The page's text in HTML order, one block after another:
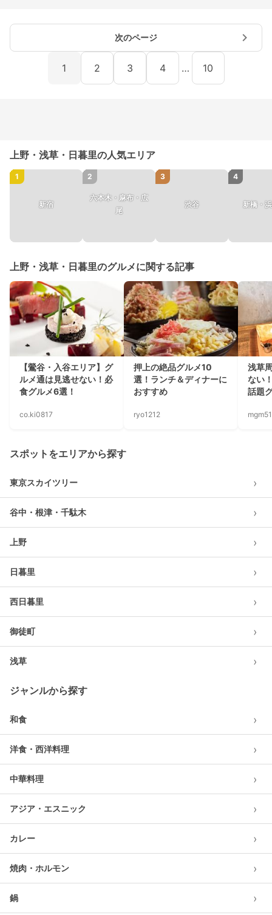
次のページ
1 2 3 4 … 10
上野・浅草・日暮里の人気エリア
1
新宿
2
六本木・麻布・広
尾
3
渋谷
4
新橋・
上野・浅草・日暮里のグルメに関する記事
【鶯谷・入谷エリア】グ
ルメ通は見逃せない！必
食グルメ6選！
co.ki0817
押上の絶品グルメ10
選！ランチ＆ディナーに
おすすめ
ryo1212
浅草
ない
話題
スポットをエリアから探す
東京スカイツリー ›
谷中・根津・千駄木 ›
上野 ›
日暮里 ›
西日暮里 ›
御徒町 ›
浅草 ›
ジャンルから探す
和食 ›
洋食・西洋料理 ›
中華料理 ›
アジア・エスニック ›
カレー ›
焼肉・ホルモン ›
鍋 ›